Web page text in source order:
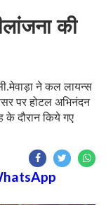
की
ने कल लायन्स
पर होटल अभिनंदन
के दौरान किये गए